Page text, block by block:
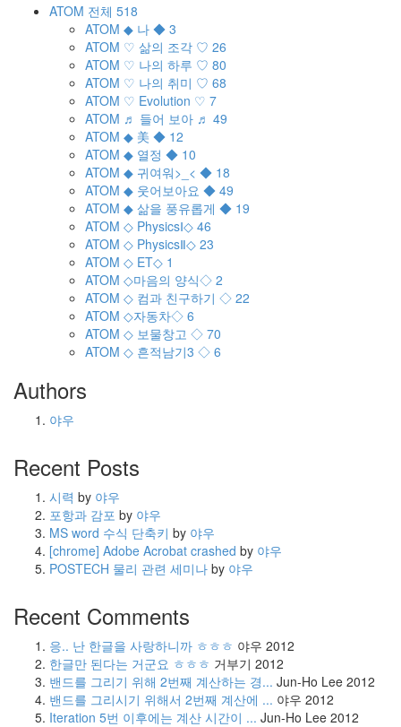
ATOM 전체 518
ATOM ◆ 나 ◆ 3
ATOM ♡ 삶의 조각 ♡ 26
ATOM ♡ 나의 하루 ♡ 80
ATOM ♡ 나의 취미 ♡ 68
ATOM ♡ Evolution ♡ 7
ATOM ♬ 들어 보아 ♬ 49
ATOM ◆ 美 ◆ 12
ATOM ◆ 열정 ◆ 10
ATOM ◆ 귀여워>_< ◆ 18
ATOM ◆ 웃어보아요 ◆ 49
ATOM ◆ 삶을 풍유롭게 ◆ 19
ATOM ◇ PhysicsⅠ◇ 46
ATOM ◇ PhysicsⅡ◇ 23
ATOM ◇ ET◇ 1
ATOM ◇마음의 양식◇ 2
ATOM ◇ 컴과 친구하기 ◇ 22
ATOM ◇자동차◇ 6
ATOM ◇ 보물창고 ◇ 70
ATOM ◇ 흔적남기3 ◇ 6
Authors
야우
Recent Posts
시력 by 야우
포항과 감포 by 야우
MS word 수식 단축키 by 야우
[chrome] Adobe Acrobat crashed by 야우
POSTECH 물리 관련 세미나 by 야우
Recent Comments
응.. 난 한글을 사랑하니까 ㅎㅎㅎ 야우 2012
한글만 된다는 거군요 ㅎㅎㅎ 거부기 2012
밴드를 그리기 위해 2번째 계산하는 경... Jun-Ho Lee 2012
밴드를 그리시기 위해서 2번째 계산에 ... 야우 2012
Iteration 5번 이후에는 계산 시간이 ... Jun-Ho Lee 2012